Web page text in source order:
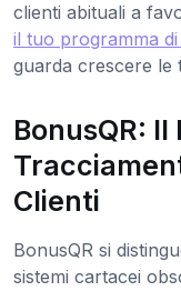
clienti abituali a
il tuo programma
guarda crescere le
BonusQR:
Clienti
BonusQR si
sistemi cartacei